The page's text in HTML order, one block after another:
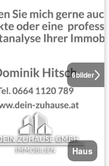
6bilder
Haus